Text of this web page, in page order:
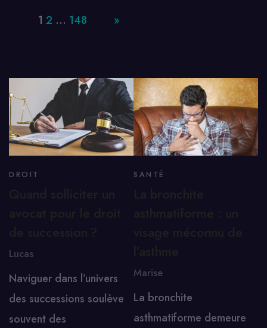
1 2 … 148 »
DROIT
Lucas
Naviguer dans l’univers
des successions soulève
souvent des
SANTÉ
Marise
La bronchite
asthmatiforme demeure